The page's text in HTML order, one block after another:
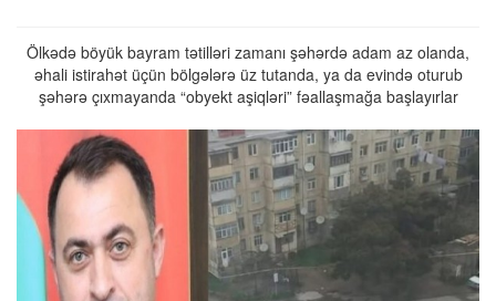
Ölkədə böyük bayram tətilləri zamanı şəhərdə adam az olanda,
əhali istirahət üçün bölgələrə üz tutanda, ya da evində oturub
şəhərə çıxmayanda “obyekt aşiqləri” fəallaşmağa başlayırlar